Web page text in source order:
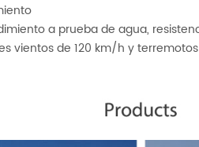
a prueba de agua,
vientos de 120 km/h y